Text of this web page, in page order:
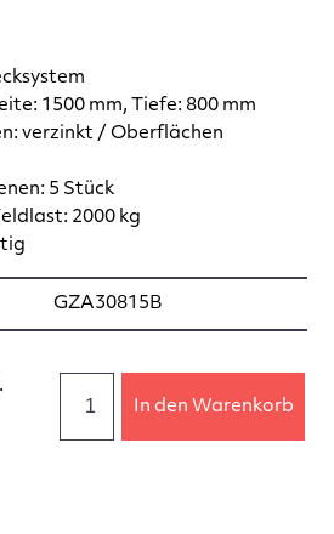
1500 mm, Tiefe: 800 mm
verzinkt / Oberflächen
5 Stück
2000 kg
GZA30815B
In den Warenkorb